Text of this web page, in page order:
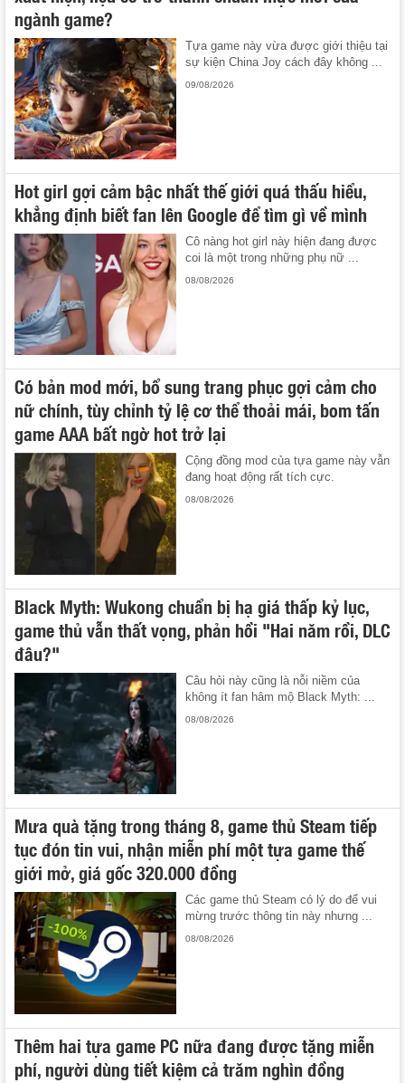
ngành game?
Tựa game này vừa được giới thiệu tại
sự kiện China Joy cách đây không ...
09/08/2026
Hot girl gợi cảm bậc nhất thế giới quá thấu hiểu,
khẳng định biết fan lên Google để tìm gì về mình
Cô nàng hot girl này hiện đang được
coi là một trong những phụ nữ ...
08/08/2026
Có bản mod mới, bổ sung trang phục gợi cảm cho
nữ chính, tùy chỉnh tỷ lệ cơ thể thoải mái, bom tấn
game AAA bất ngờ hot trở lại
Cộng đồng mod của tựa game này vẫn
đang hoạt động rất tích cực.
08/08/2026
Black Myth: Wukong chuẩn bị hạ giá thấp kỷ lục,
game thủ vẫn thất vọng, phản hồi "Hai năm rồi, DLC
đâu?"
Câu hỏi này cũng là nỗi niềm của
không ít fan hâm mộ Black Myth: ...
08/08/2026
Mưa quà tặng trong tháng 8, game thủ Steam tiếp
tục đón tin vui, nhận miễn phí một tựa game thế
giới mở, giá gốc 320.000 đồng
Các game thủ Steam có lý do để vui
mừng trước thông tin này nhưng ...
08/08/2026
Thêm hai tựa game PC nữa đang được tặng miễn
phí, người dùng tiết kiệm cả trăm nghìn đồng